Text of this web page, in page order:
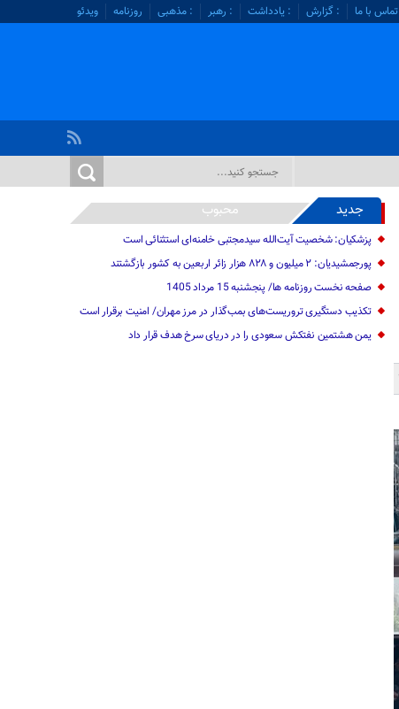
تماس با ما : گزارش : یادداشت : رهبر : مذهبی روزنامه ویدئو
جدید محبوب
پزشکیان: شخصیت آیت‌الله سیدمجتبی خامنه‌ای استثنائی است
پورجمشیدیان: ۲ میلیون و ۸۲۸ هزار زائر اربعین به کشور بازگشتند
صفحه نخست روزنامه ها/ پنجشنبه 15 مرداد 1405
تکذیب دستگیری تروریست‌های بمب‌گذار در مرز مهران/ امنیت برقرار است
یمن هشتمین نفتکش سعودی را در دریای سرخ هدف قرار داد